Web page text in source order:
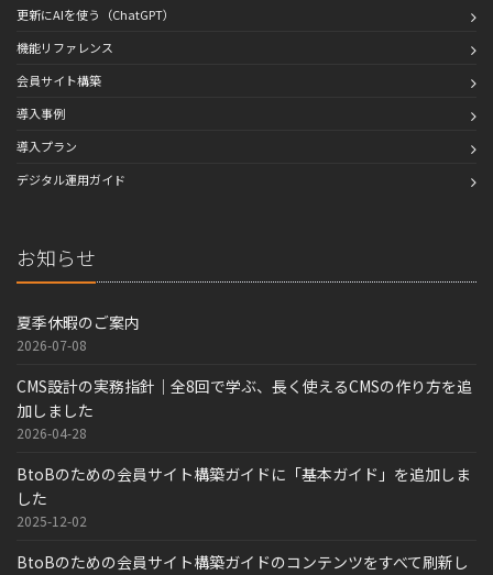
更新にAIを使う（ChatGPT）
機能リファレンス
会員サイト構築
導入事例
導入プラン
デジタル運用ガイド
お知らせ
夏季休暇のご案内
2026-07-08
CMS設計の実務指針｜全8回で学ぶ、長く使えるCMSの作り方を追
加しました
2026-04-28
BtoBのための会員サイト構築ガイドに「基本ガイド」を追加しま
した
2025-12-02
BtoBのための会員サイト構築ガイドのコンテンツをすべて刷新し